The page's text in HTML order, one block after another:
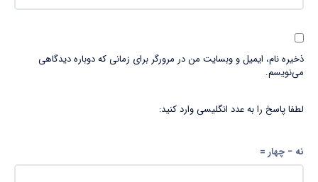
ذخیره نام، ایمیل و وبسایت من در مرورگر برای زمانی که دوباره دیدگاهی
می‌نویسم.
لطفا پاسخ را به عدد انگلیسی وارد کنید:
نه − چهار =